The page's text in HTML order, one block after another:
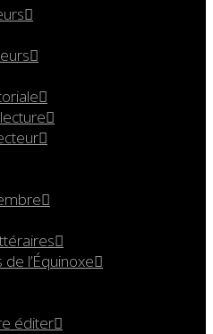
l’Équinoxe
éditer